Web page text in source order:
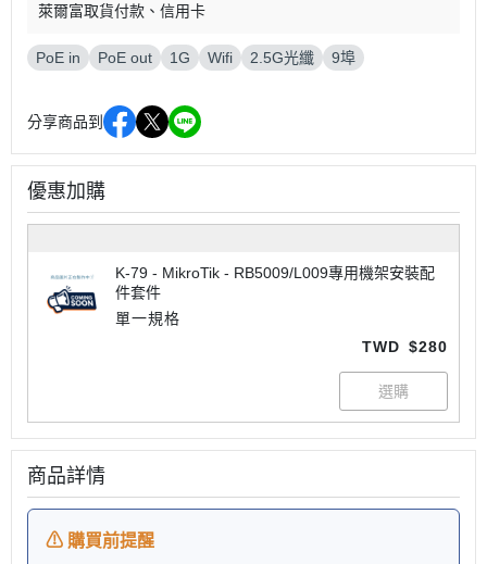
萊爾富取貨付款
信用卡
PoE in PoE out 1G Wifi 2.5G光纖 9埠
分享商品到
優惠加購
K-79 - MikroTik - RB5009/L009專用機架安裝配
件套件
單一規格
TWD $280
商品詳情
⚠ 購買前提醒